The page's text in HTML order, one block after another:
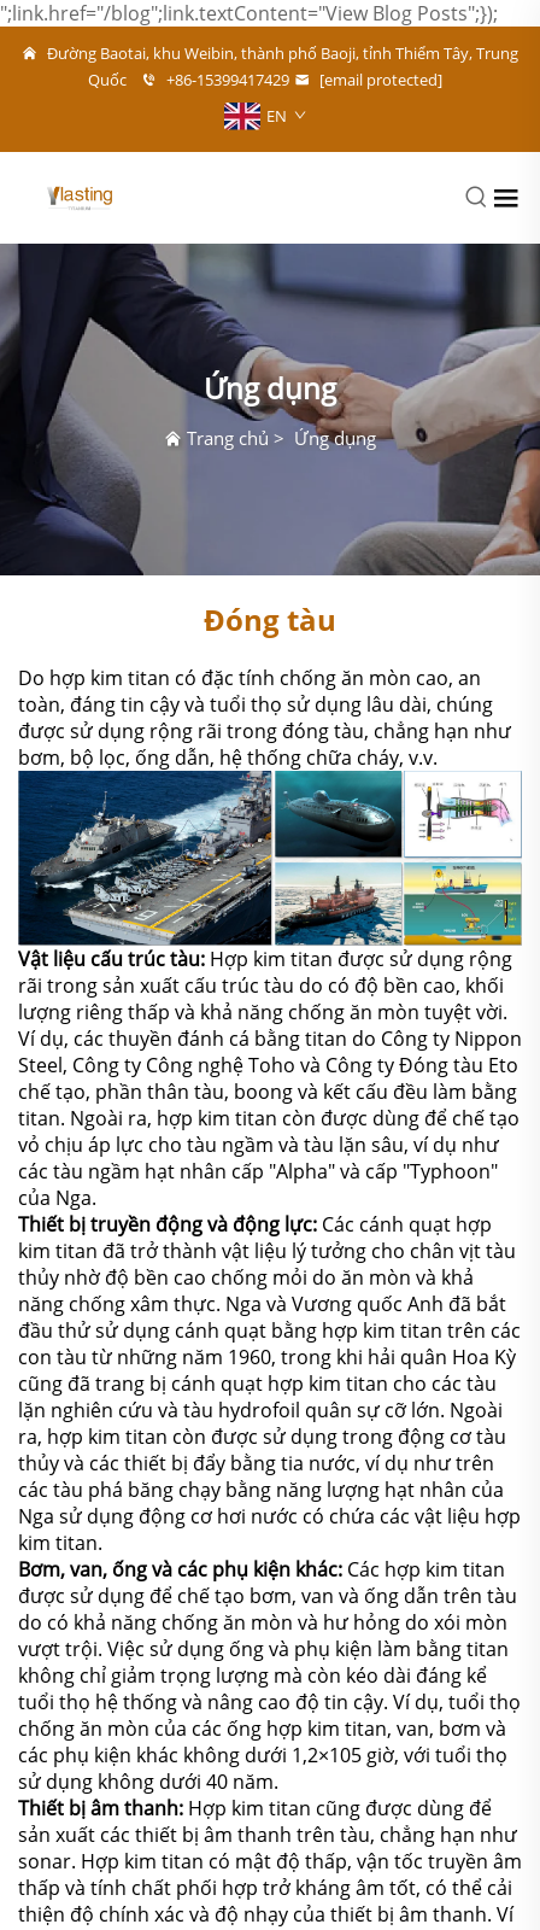
";link.href="/blog";link.textContent="View Blog Posts";});
Đường Baotai, khu Weibin, thành phố Baoji, tỉnh Thiểm Tây, Trung
Quốc
+86-15399417429
[email protected]
EN
Ứng dụng
Trang chủ > Ứng dụng
Đóng tàu
Do hợp kim titan có đặc tính chống ăn mòn cao, an
toàn, đáng tin cậy và tuổi thọ sử dụng lâu dài, chúng
được sử dụng rộng rãi trong đóng tàu, chẳng hạn như
bơm, bộ lọc, ống dẫn, hệ thống chữa cháy, v.v.
Vật liệu cấu trúc tàu: Hợp kim titan được sử dụng rộng
rãi trong sản xuất cấu trúc tàu do có độ bền cao, khối
lượng riêng thấp và khả năng chống ăn mòn tuyệt vời.
Ví dụ, các thuyền đánh cá bằng titan do Công ty Nippon
Steel, Công ty Công nghệ Toho và Công ty Đóng tàu Eto
chế tạo, phần thân tàu, boong và kết cấu đều làm bằng
titan. Ngoài ra, hợp kim titan còn được dùng để chế tạo
vỏ chịu áp lực cho tàu ngầm và tàu lặn sâu, ví dụ như
các tàu ngầm hạt nhân cấp "Alpha" và cấp "Typhoon"
của Nga.
Thiết bị truyền động và động lực: Các cánh quạt hợp
kim titan đã trở thành vật liệu lý tưởng cho chân vịt tàu
thủy nhờ độ bền cao chống mỏi do ăn mòn và khả
năng chống xâm thực. Nga và Vương quốc Anh đã bắt
đầu thử sử dụng cánh quạt bằng hợp kim titan trên các
con tàu từ những năm 1960, trong khi hải quân Hoa Kỳ
cũng đã trang bị cánh quạt hợp kim titan cho các tàu
lặn nghiên cứu và tàu hydrofoil quân sự cỡ lớn. Ngoài
ra, hợp kim titan còn được sử dụng trong động cơ tàu
thủy và các thiết bị đẩy bằng tia nước, ví dụ như trên
các tàu phá băng chạy bằng năng lượng hạt nhân của
Nga sử dụng động cơ hơi nước có chứa các vật liệu hợp
kim titan.
Bơm, van, ống và các phụ kiện khác: Các hợp kim titan
được sử dụng để chế tạo bơm, van và ống dẫn trên tàu
do có khả năng chống ăn mòn và hư hỏng do xói mòn
vượt trội. Việc sử dụng ống và phụ kiện làm bằng titan
không chỉ giảm trọng lượng mà còn kéo dài đáng kể
tuổi thọ hệ thống và nâng cao độ tin cậy. Ví dụ, tuổi thọ
chống ăn mòn của các ống hợp kim titan, van, bơm và
các phụ kiện khác không dưới 1,2×105 giờ, với tuổi thọ
sử dụng không dưới 40 năm.
Thiết bị âm thanh: Hợp kim titan cũng được dùng để
sản xuất các thiết bị âm thanh trên tàu, chẳng hạn như
sonar. Hợp kim titan có mật độ thấp, vận tốc truyền âm
thấp và tính chất phối hợp trở kháng âm tốt, có thể cải
thiện độ chính xác và độ nhạy của thiết bị âm thanh. Ví